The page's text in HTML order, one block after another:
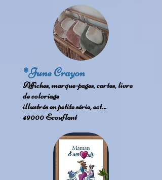
*June Crayon
Affiches, marque-pages, cartes, livre
de coloriage
illustrés en petite série, ect...
49000 Ecouflant